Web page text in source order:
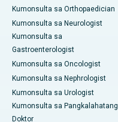
Kumonsulta sa Orthopaedician
Kumonsulta sa Neurologist
Kumonsulta sa
Gastroenterologist
Kumonsulta sa Oncologist
Kumonsulta sa Nephrologist
Kumonsulta sa Urologist
Kumonsulta sa Pangkalahatang
Doktor